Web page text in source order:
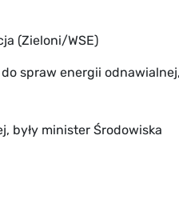
(Zieloni/WSE)
spraw energii
były minister Środowiska